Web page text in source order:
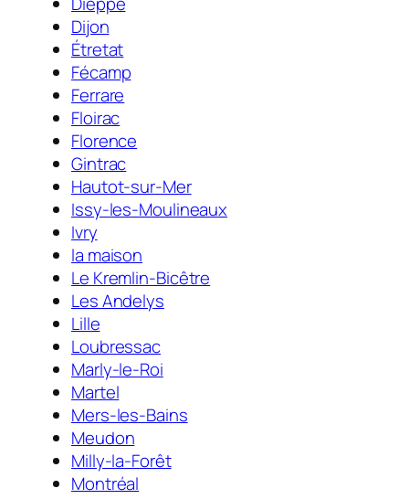
Dijon
Étretat
Fécamp
Ferrare
Floirac
Florence
Gintrac
Hautot-sur-Mer
Issy-les-Moulineaux
Ivry
la maison
Le Kremlin-Bicêtre
Les Andelys
Lille
Loubressac
Marly-le-Roi
Martel
Mers-les-Bains
Meudon
Milly-la-Forêt
Montréal